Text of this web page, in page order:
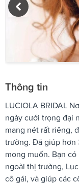
Thông tin
LUCIOLA BRIDAL
ngày cưới trọng đại
mang nét rất riêng,
trường. Đã giúp hơn
mong muốn. Bạn
ngoài thị trường,
cô gái, và giúp các